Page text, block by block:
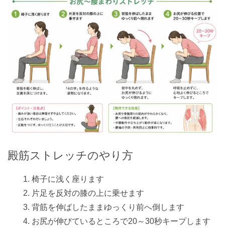
殿筋ストレッチのやり方
椅子に浅く座ります
片足を反対の膝の上に乗せます
背筋を伸ばしたままゆっくり前へ倒します
お尻が伸びているところで20～30秒キープします